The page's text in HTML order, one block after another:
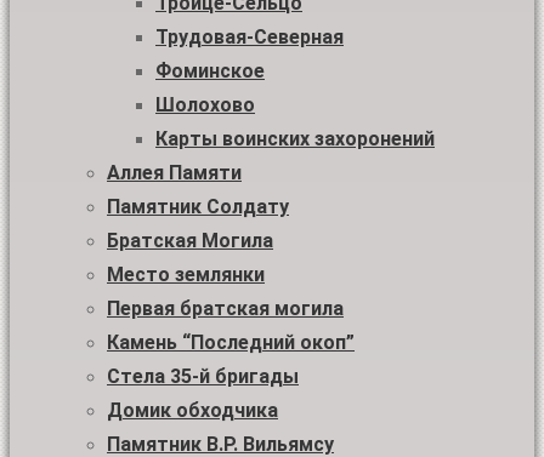
Трудовая-Северная
Фоминское
Шолохово
Карты воинских захоронений
Аллея Памяти
Памятник Солдату
Братская Могила
Место землянки
Первая братская могила
Камень “Последний окоп”
Стела 35-й бригады
Домик обходчика
Памятник В.Р. Вильямсу